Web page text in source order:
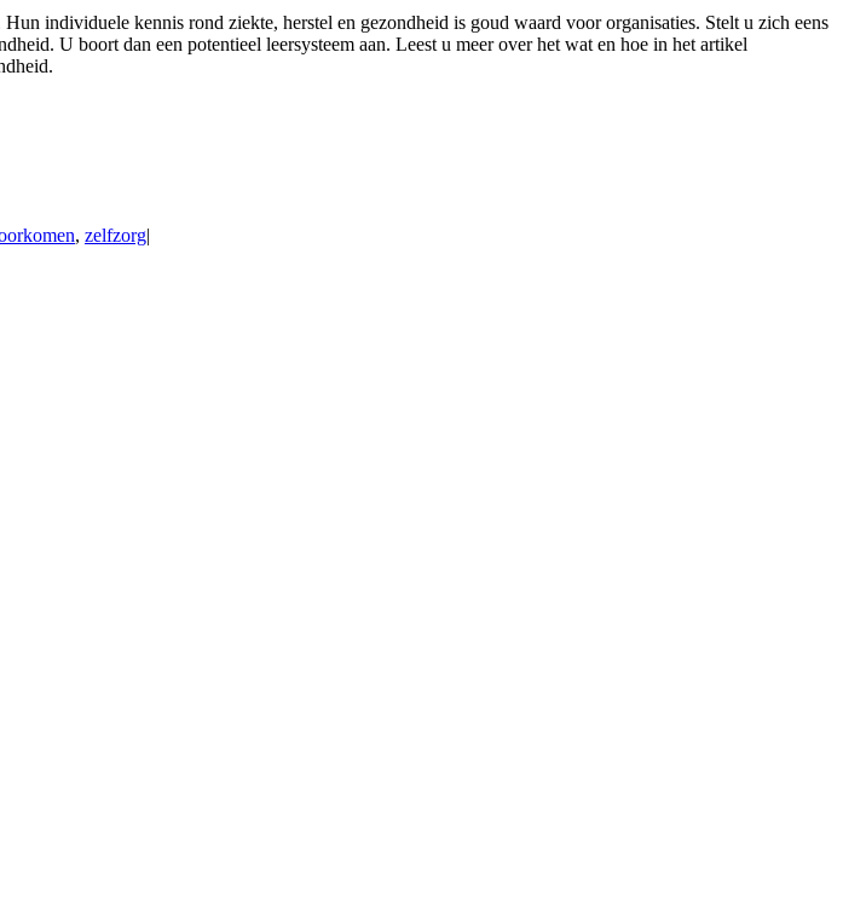
individuele kennis rond ziekte, herstel en gezondheid is goud waard voor organisaties. Stelt u zich eens
U boort dan een potentieel leersysteem aan. Leest u meer over het wat en hoe in het artikel
, zelfzorg|